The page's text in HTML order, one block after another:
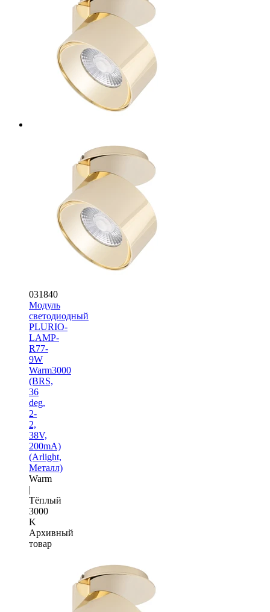
031840
Модуль
светодиодный
PLURIO-
LAMP-
R77-
9W
Warm3000
(BRS,
36
deg,
2-
2,
38V,
200mA)
(Arlight,
Металл)
Warm
|
Тёплый
3000
K
Архивный
товар